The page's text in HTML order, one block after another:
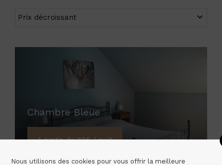
Chambre Bleue
A partir de 80€ / nuit
Nous utilisons des cookies pour vous offrir la meilleure